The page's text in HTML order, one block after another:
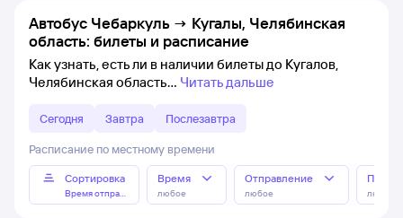
Автобус Чебаркуль → Кугалы, Челябинская
область: билеты и расписание
Как узнать, есть ли в наличии билеты до Кугалов,
Челябинская область
Читать дальше
Сегодня Завтра Послезавтра
Расписание по местному времени
Сортировка
Время отправления
Время
любое
Отправление
любое любое